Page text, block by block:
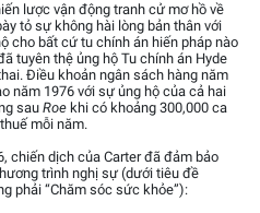
lược vận động tranh cử mơ hồ về
tỏ sự không hài lòng bản thân với
cho bất cứ tu chính án hiến pháp nào
tuyên thệ ủng hộ Tu chính án Hyde
Điều khoản ngân sách hàng năm
năm 1976 với sự ủng hộ của cả hai
sau Roe khi có khoảng 300,000 ca
mỗi năm.
chiến dịch của Carter đã đảm bảo
trình nghị sự (dưới tiêu đề
phải “Chăm sóc sức khỏe”):